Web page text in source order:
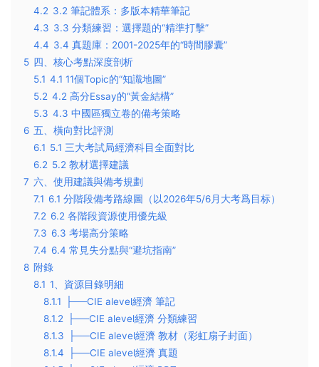
4.2 3.2 筆記體系：多版本精華筆記
4.3 3.3 分類練習：選擇題的“精準打擊”
4.4 3.4 真題庫：2001-2025年的“時間膠囊”
5 四、核心考點深度剖析
5.1 4.1 11個Topic的“知識地圖”
5.2 4.2 高分Essay的“黃金結構”
5.3 4.3 中國區獨立卷的備考策略
6 五、橫向對比評測
6.1 5.1 三大考試局經濟科目全面對比
6.2 5.2 教材選擇建議
7 六、使用建議與備考規劃
7.1 6.1 分階段備考路線圖（以2026年5/6月大考爲目标）
7.2 6.2 各階段資源使用優先級
7.3 6.3 考場高分策略
7.4 6.4 常見失分點與“避坑指南”
8 附錄
8.1 1、資源目錄明細
8.1.1
├──CIE alevel經濟 筆記
8.1.2
├──CIE alevel經濟 分類練習
8.1.3
├──CIE alevel經濟 教材（彩虹扇子封面）
8.1.4
├──CIE alevel經濟 真題